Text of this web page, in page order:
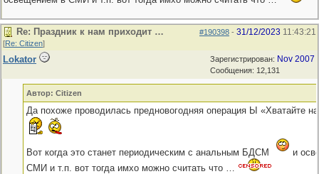
#190398 - 31/12/2023 11:43:21
Re: Праздник к нам приходит …
[Re: Citizen]
Зарегистрирован: Nov 2007
Сообщения: 12,131
Lokator
Автор: Citizen
Да похоже проводилась предновогодняя операция Ы «Хватайте
Вот когда это станет периодическим с анальным БДСМ
и
СМИ и т.п. вот тогда имхо можно считать что …